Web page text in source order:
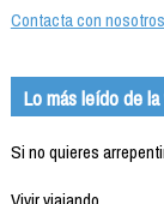
Contacta con nosotros
Lo más leído de
Si no quieres